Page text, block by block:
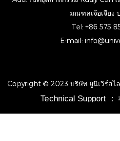
มณฑลเจ้อเจียง
Tel: +86 575
E-mail:
Copyright © 2023 บริษัท ยูนิเวิร์สไ